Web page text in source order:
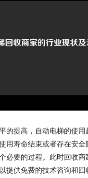
的提高，自动电梯的使用
用寿命结束或者存在安
必要的过程。此时回收
提供免费的技术咨询和